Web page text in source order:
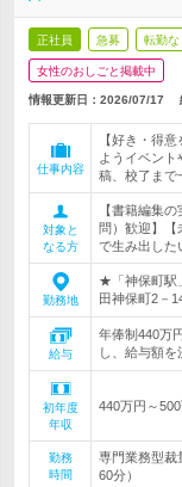
正社員 急募 転勤な
女性のおしごと掲載中
情報更新日：2026/07/17
仕事内容
【好き・得
ようイベント
稿、校了まで
対象と
なる方
【書籍編集
問）歓迎】
で生み出した
勤務地
★「神保町駅
田神保町2－
給与
年俸制440万
し、給与額
初年度
年収
440万円～
勤務
時間
専門業務型裁
60分）